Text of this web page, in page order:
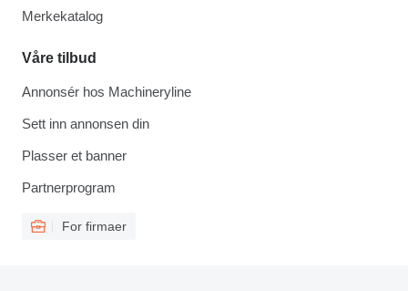
Merkekatalog
Våre tilbud
Annonsér hos Machineryline
Sett inn annonsen din
Plasser et banner
Partnerprogram
For firmaer